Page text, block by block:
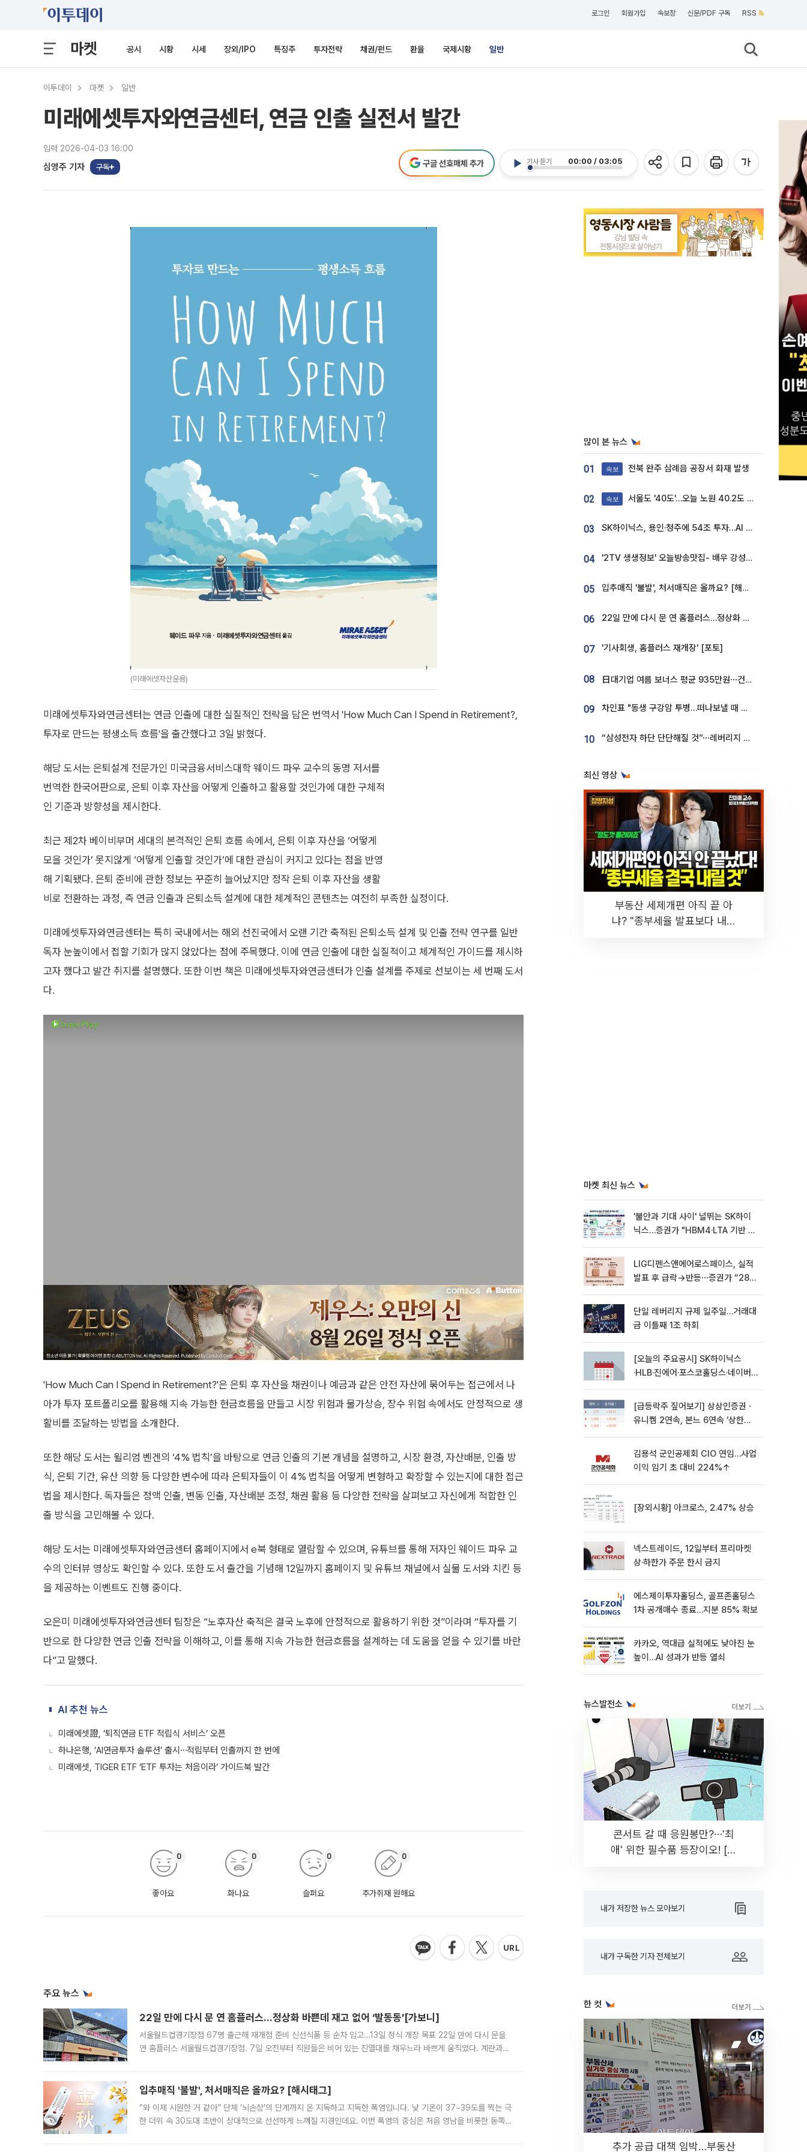
로그인 회원가입 속보창 신문/PDF 구독 RSS
마켓 공시 시황 시세 장외/IPO 특징주 투자전략 채권/펀드 환율 국제시황 일반
이투데이 마켓 일반
미래에셋투자와연금센터, 연금 인출 실전서 발간
입력 2026-04-03 16:00
심영주 기자 구독
기사 듣기 00:00 / 03:05
구글 선호매체 추가
(미래에셋자산운용)
미래에셋투자와연금센터는 연금 인출에 대한 실질적인 전략을 담은 번역서 'How Much Can I Spend in Retirement?,
투자로 만드는 평생소득 흐름'을 출간했다고 3일 밝혔다.
해당 도서는 은퇴설계 전문가인 미국금융서비스대학 웨이드 파우 교수의 동명 저서를
번역한 한국어판으로, 은퇴 이후 자산을 어떻게 인출하고 활용할 것인가에 대한 구체적
인 기준과 방향성을 제시한다.
최근 제2차 베이비부머 세대의 본격적인 은퇴 흐름 속에서, 은퇴 이후 자산을 ‘어떻게
모을 것인가’ 못지않게 ‘어떻게 인출할 것인가’에 대한 관심이 커지고 있다는 점을 반영
해 기획됐다. 은퇴 준비에 관한 정보는 꾸준히 늘어났지만 정작 은퇴 이후 자산을 생활
비로 전환하는 과정, 즉 연금 인출과 은퇴소득 설계에 대한 체계적인 콘텐츠는 여전히 부족한 실정이다.
미래에셋투자와연금센터는 특히 국내에서는 해외 선진국에서 오랜 기간 축적된 은퇴소득 설계 및 인출 전략 연구를 일반
독자 눈높이에서 접할 기회가 많지 않았다는 점에 주목했다. 이에 연금 인출에 대한 실질적이고 체계적인 가이드를 제시하
고자 했다고 발간 취지를 설명했다. 또한 이번 책은 미래에셋투자와연금센터가 인출 설계를 주제로 선보이는 세 번째 도서
다.
'How Much Can I Spend in Retirement?'은 은퇴 후 자산을 채권이나 예금과 같은 안전 자산에 묶어두는 접근에서 나
아가 투자 포트폴리오를 활용해 지속 가능한 현금흐름을 만들고 시장 위험과 물가상승, 장수 위험 속에서도 안정적으로 생
활비를 조달하는 방법을 소개한다.
또한 해당 도서는 윌리엄 벤겐의 ‘4% 법칙’을 바탕으로 연금 인출의 기본 개념을 설명하고, 시장 환경, 자산배분, 인출 방
식, 은퇴 기간, 유산 의향 등 다양한 변수에 따라 은퇴자들이 이 4% 법칙을 어떻게 변형하고 확장할 수 있는지에 대한 접근
법을 제시한다. 독자들은 정액 인출, 변동 인출, 자산배분 조정, 채권 활용 등 다양한 전략을 살펴보고 자신에게 적합한 인
출 방식을 고민해볼 수 있다.
해당 도서는 미래에셋투자와연금센터 홈페이지에서 e북 형태로 열람할 수 있으며, 유튜브를 통해 저자인 웨이드 파우 교
수의 인터뷰 영상도 확인할 수 있다. 또한 도서 출간을 기념해 12일까지 홈페이지 및 유튜브 채널에서 실물 도서와 치킨 등
을 제공하는 이벤트도 진행 중이다.
오은미 미래에셋투자와연금센터 팀장은 “노후자산 축적은 결국 노후에 안정적으로 활용하기 위한 것”이라며 “투자를 기
반으로 한 다양한 연금 인출 전략을 이해하고, 이를 통해 지속 가능한 현금흐름을 설계하는 데 도움을 얻을 수 있기를 바란
다”고 말했다.
AI 추천 뉴스
미래에셋證, ‘퇴직연금 ETF 적립식 서비스’ 오픈
하나은행, ‘AI연금투자 솔루션’ 출시⋯적립부터 인출까지 한 번에
미래에셋, TIGER ETF ‘ETF 투자는 처음이라’ 가이드북 발간
좋아요
0
화나요
0
슬퍼요
0
추가취재 원해요
0
주요 뉴스
22일 만에 다시 문 연 홈플러스…정상화 바쁜데 재고 없어 ‘발동동’[가보니]
서울월드컵경기장점 67명 출근해 재개점 준비 신선식품 등 순차 입고…13일 정식 개장 목표 22일 만에 다시 문을
연 홈플러스 서울월드컵경기장점. 7일 오전부터 직원들은 비어 있는 진열대를 채우느라 바쁘게 움직였다. 계란과
입추매직 '불발', 처서매직은 올까요? [해시태그]
“와 이제 시원한 거 같아” 단체 ‘뇌손상’의 단계까지 온 지독하고 지독한 폭염입니다. 낮 기온이 37~39도를 찍는 극
한 더위 속 30도대 초반이 상대적으로 선선하게 느껴질 지경인데요. 이번 폭염의 중심은 처음 영남을 비롯한 동쪽
많이 본 뉴스
01 속보 전북 완주 삼례읍 공장서 화재 발생
02 속보 서울도 '40도'…오늘 노원 40.2도 기록
03 SK하이닉스, 용인·청주에 54조 투자…AI 메모리 생산기지 키운다
04 '2TV 생생정보' 오늘방송맛집- 배우 강성진 단골! 쌀국수ㆍ푸팟퐁 커리 맛집 '블○○○'
05 입추매직 '불발', 처서매직은 올까요? [해시태그]
06 22일 만에 다시 문 연 홈플러스…정상화 바쁜데 재고 없어 ‘발동동’[가보니]
07 '기사회생, 홈플러스 재개장' [포토]
08 日대기업 여름 보너스 평균 935만원⋯건설회사 1800만 넘어
09 차인표 "동생 구강암 투병…떠나보낼 때 가장 힘들었다”
10 “삼성전자 하단 단단해질 것”⋯레버리지 규제에 쏠림 완화 [찐코노미]
최신 영상
부동산 세제개편 아직 끝 아
냐? "종부세율 발표보다 내릴
마켓 최신 뉴스
'불안과 기대 사이' 널뛰는 SK하이
닉스…증권가 "HBM4·LTA 기반 펀
LIG디펜스앤에어로스페이스, 실적
발표 후 급락→반등⋯증권가 “28년
단일 레버리지 규제 일주일…거래대
금 이틀째 1조 하회
[오늘의 주요공시] SK하이닉스
·HLB·진에어·포스코홀딩스·네이버·
[급등락주 짚어보기] 상상인증권ㆍ
유니켐 2연속, 본느 6연속 ‘상한
김용석 군인공제회 CIO 연임…사업
이익 임기 초 대비 224%↑
[장외시황] 아크로스, 2.47% 상승
넥스트레이드, 12일부터 프리마켓
상·하한가 주문 한시 금지
에스제이투자홀딩스, 골프존홀딩스
1차 공개매수 종료…지분 85% 확보
카카오, 역대급 실적에도 낮아진 눈
높이…AI 성과가 반등 열쇠
뉴스발전소
콘서트 갈 때 응원봉만?⋯'최
애' 위한 필수품 등장이오! [솔
내가 저장한 뉴스 모아보기
내가 구독한 기자 전체보기
한 컷
추가 공급 대책 임박…부동산